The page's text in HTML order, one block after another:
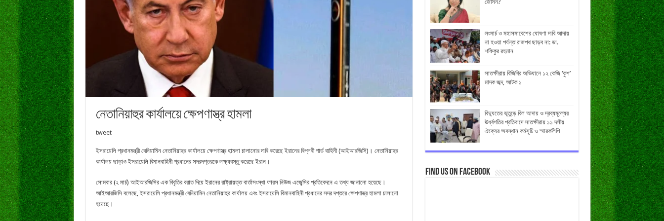
নেতানিয়াহুর কার্যালয়ে ক্ষেপণাস্ত্র হামলা
tweet
ইসরায়েলি প্রধানমন্ত্রী বেনিয়ামিন নেতানিয়াহুর কার্যালয়ে ক্ষেপণাস্ত্র হামলা চালানোর দাবি করেছে ইরানের বিপ্লবী গার্ড বাহিনী (আইআরজিসি)। নেতানিয়াহুর
কার্যালয় ছাড়াও ইসরায়েলি বিমানবাহিনী প্রধানের সদরদপ্তরকে লক্ষ্যবস্তু করেছে ইরান।
সোমবার (২ মার্চ) আইআরজিসির এক বিবৃতির বরাত দিয়ে ইরানের রাষ্ট্রায়ত্ত বার্তাসংস্থা ফারস নিউজ এজেন্সির প্রতিবেদনে এ তথ্য জানানো হয়েছে।
আইআরজিসি বলেছে, ইসরায়েলি প্রধানমন্ত্রী বেনিয়ামিন নেতানিয়াহুর কার্যালয় এবং ইসরায়েলি বিমানবাহিনী প্রধানের সদর দপ্তরে ক্ষেপণাস্ত্র হামলা চালানো
হয়েছে।
জেসিন?
লংমার্চ ও মহাসমাবেশের ঘোষণা দাবি আদায়
না হওয়া পর্যন্ত রাজপথ ছাড়ব না: ডা.
শফিকুর রহমান
সাতক্ষীরায় বিজিবির অভিযানে ১২ কেজি ‘কুশ’
মাদক জব্দ, আটক ১
বিদ্যুতের ভূতুড়ে বিল আদায় ও দ্রব্যমূল্যের
ঊর্ধ্বগতির প্রতিবাদে সাতক্ষীরায় ১১ দলীয়
ঐক্যের অবস্থান কর্মসূচি ও স্মারকলিপি
Find us on Facebook